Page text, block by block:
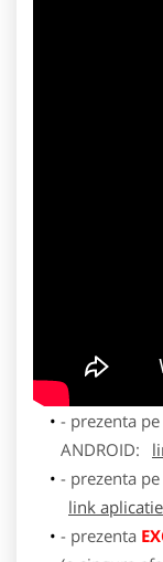
- prezenta
ANDROID:
- prezenta
link aplicatie
- prezenta